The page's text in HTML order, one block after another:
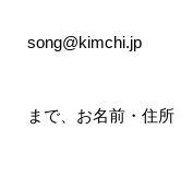
song@kimchi.jp
まで、お名前・住